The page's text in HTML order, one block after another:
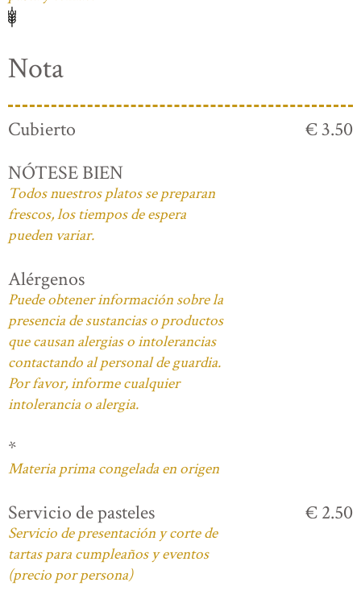
Nota
Cubierto
€ 3.50
NÓTESE BIEN
Todos nuestros platos se preparan
frescos, los tiempos de espera
pueden variar.
Alérgenos
Puede obtener información sobre la
presencia de sustancias o productos
que causan alergias o intolerancias
contactando al personal de guardia.
Por favor, informe cualquier
intolerancia o alergia.
*
Materia prima congelada en origen
Servicio de pasteles
Servicio de presentación y corte de
tartas para cumpleaños y eventos
(precio por persona)
€ 2.50